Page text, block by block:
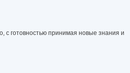
с готовностью принимая новые знания и